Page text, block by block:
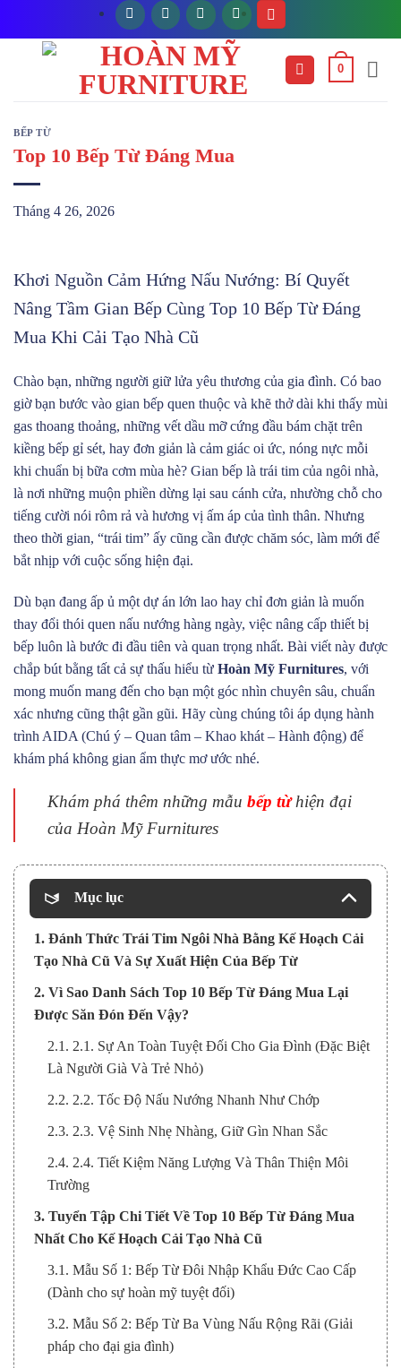
0
BẾP TỪ
Top 10 Bếp Từ Đáng Mua
Tháng 4 26, 2026
Khơi Nguồn Cảm Hứng Nấu Nướng: Bí Quyết
Nâng Tầm Gian Bếp Cùng Top 10 Bếp Từ Đáng
Mua Khi Cải Tạo Nhà Cũ
Chào bạn, những người giữ lửa yêu thương của gia đình. Có bao
giờ bạn bước vào gian bếp quen thuộc và khẽ thở dài khi thấy mùi
gas thoang thoảng, những vết dầu mỡ cứng đầu bám chặt trên
kiềng bếp gỉ sét, hay đơn giản là cảm giác oi ức, nóng nực mỗi
khi chuẩn bị bữa cơm mùa hè? Gian bếp là trái tim của ngôi nhà,
là nơi những muộn phiền dừng lại sau cánh cửa, nhường chỗ cho
tiếng cười nói rôm rả và hương vị ấm áp của tình thân. Nhưng
theo thời gian, “trái tim” ấy cũng cần được chăm sóc, làm mới để
bắt nhịp với cuộc sống hiện đại.
Dù bạn đang ấp ủ một dự án lớn lao hay chỉ đơn giản là muốn
thay đổi thói quen nấu nướng hàng ngày, việc nâng cấp thiết bị
bếp luôn là bước đi đầu tiên và quan trọng nhất. Bài viết này được
chắp bút bằng tất cả sự thấu hiểu từ Hoàn Mỹ Furnitures, với
mong muốn mang đến cho bạn một góc nhìn chuyên sâu, chuẩn
xác nhưng cũng thật gần gũi. Hãy cùng chúng tôi áp dụng hành
trình AIDA (Chú ý – Quan tâm – Khao khát – Hành động) để
khám phá không gian ẩm thực mơ ước nhé.
Khám phá thêm những mẫu bếp từhiện đại
của Hoàn Mỹ Furnitures
Mục lục
1. Đánh Thức Trái Tim Ngôi Nhà Bằng Kế Hoạch Cải
Tạo Nhà Cũ Và Sự Xuất Hiện Của Bếp Từ
2. Vì Sao Danh Sách Top 10 Bếp Từ Đáng Mua Lại
Được Săn Đón Đến Vậy?
2.1. 2.1. Sự An Toàn Tuyệt Đối Cho Gia Đình (Đặc Biệt
Là Người Già Và Trẻ Nhỏ)
2.2. 2.2. Tốc Độ Nấu Nướng Nhanh Như Chớp
2.3. 2.3. Vệ Sinh Nhẹ Nhàng, Giữ Gìn Nhan Sắc
2.4. 2.4. Tiết Kiệm Năng Lượng Và Thân Thiện Môi
Trường
3. Tuyển Tập Chi Tiết Về Top 10 Bếp Từ Đáng Mua
Nhất Cho Kế Hoạch Cải Tạo Nhà Cũ
3.1. Mẫu Số 1: Bếp Từ Đôi Nhập Khẩu Đức Cao Cấp
(Dành cho sự hoàn mỹ tuyệt đối)
3.2. Mẫu Số 2: Bếp Từ Ba Vùng Nấu Rộng Rãi (Giải
pháp cho đại gia đình)